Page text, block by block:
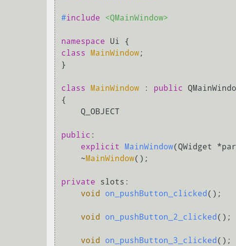
#include <QMainWindow>
namespace
class
MainWindow;
}
class MainWindow : public
{
public :
explicit
MainWindow(QWidget
    ~
MainWindow();
private slots:
void
on_pushButton_clicked () ;
void on_pushButton_2_clicked () ;
void on_pushButton_3_clicked () ;